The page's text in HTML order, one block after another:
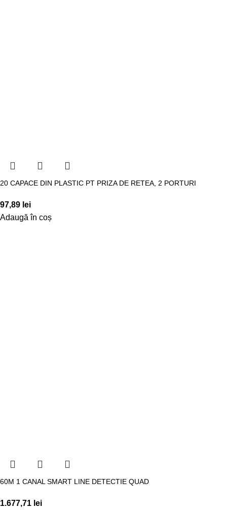
20 CAPACE DIN PLASTIC PT PRIZA DE RETEA, 2 PORTURI
97,89 lei
Adaugă în coș
60M 1 CANAL SMART LINE DETECTIE QUAD
1.677,71 lei